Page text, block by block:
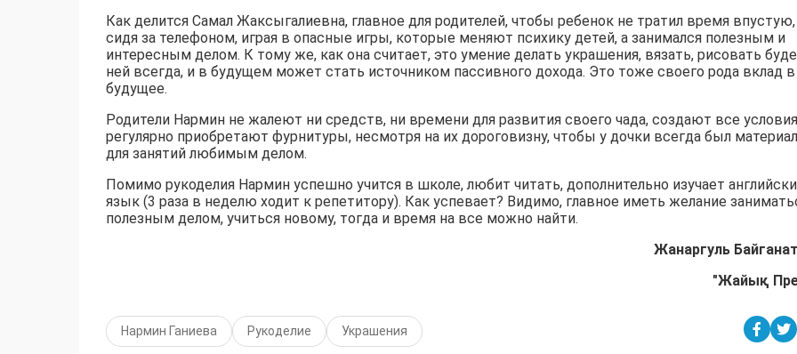
Как делится Самал Жаксыгалиевна, главное для родителей, чтобы ребенок не тратил время впустую,
сидя за телефоном, играя в опасные игры, которые меняют психику детей, а занимался полезным и
интересным делом. К тому же, как она считает, это умение делать украшения, вязать, рисовать
ней всегда, и в будущем может стать источником пассивного дохода. Это тоже своего рода вклад в
будущее.
Родители Нармин не жалеют ни средств, ни времени для развития своего чада, создают все
регулярно приобретают фурнитуры, несмотря на их дороговизну, чтобы у дочки всегда был материал
для занятий любимым делом.
Помимо рукоделия Нармин успешно учится в школе, любит читать, дополнительно изучает
язык (3 раза в неделю ходит к репетитору). Как успевает? Видимо, главное иметь желание
полезным делом, учиться новому, тогда и время на все можно найти.
Жанаргуль
"Жайық
Нармин Ганиева Рукоделие Украшения